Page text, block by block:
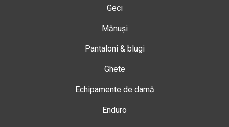
Geci
Mănuși
Pantaloni & blugi
Ghete
Echipamente de damă
Enduro